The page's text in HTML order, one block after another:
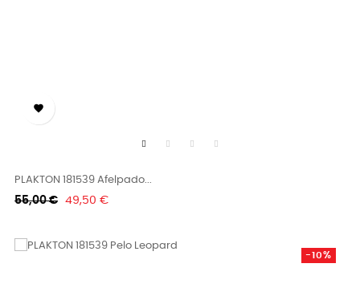

PLAKTON 181539 Afelpado...
Κανονική
55,00 € Τιμή
49,50 €
-10%